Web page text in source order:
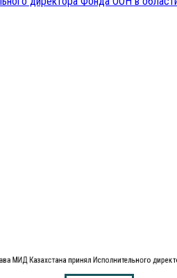
МИД Казахстана принял Исполнительного